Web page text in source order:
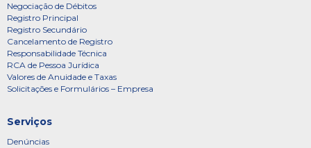
Negociação de Débitos
Registro Principal
Registro Secundário
Cancelamento de Registro
Responsabilidade Técnica
RCA de Pessoa Jurídica
Valores de Anuidade e Taxas
Solicitações e Formulários – Empresa
Serviços
Denúncias